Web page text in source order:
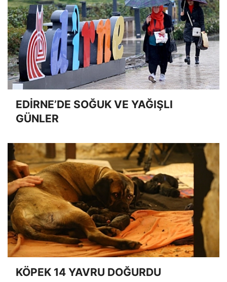
EDİRNE’DE SOĞUK VE YAĞIŞLI
GÜNLER
KÖPEK 14 YAVRU DOĞURDU